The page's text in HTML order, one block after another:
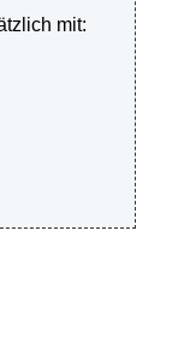
mit: